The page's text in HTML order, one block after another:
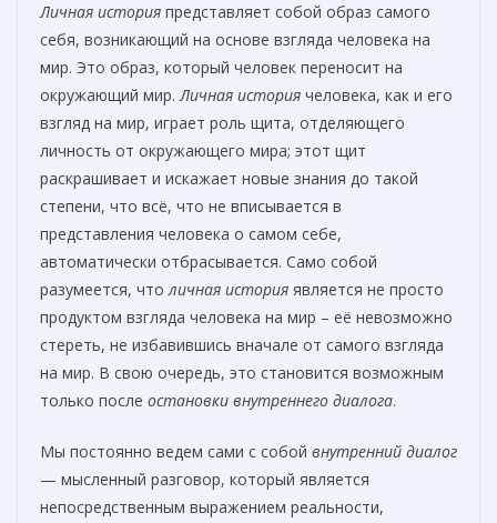
Личная история представляет собой образ самого
себя, возникающий на основе взгляда человека на
мир. Это образ, который человек переносит на
окружающий мир.Личная история человека, как и его
взгляд на мир, играет роль щита, отделяющего
личность от окружающего мира; этот щит
раскрашивает и искажает новые знания до такой
степени, что всё, что не вписывается в
представления человека о самом себе,
автоматически отбрасывается. Само собой
разумеется, чтоличная история является не просто
продуктом взгляда человека на мир – её невозможно
стереть, не избавившись вначале от самого взгляда
на мир. В свою очередь, это становится возможным
только после остановки внутреннего диалога.
Мы постоянно ведем сами с собой внутренний диалог
— мысленный разговор, который является
непосредственным выражением реальности,